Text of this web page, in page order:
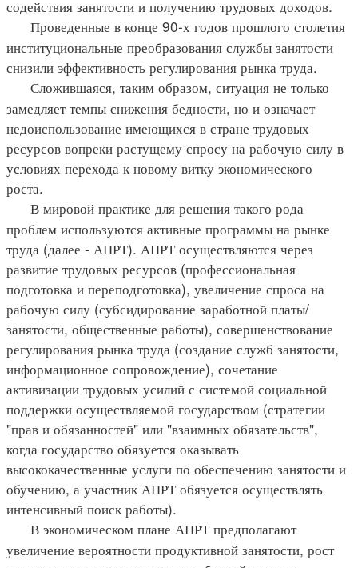
содействия занятости и получению трудовых доходов.
Проведенные в конце 90-х годов прошлого столетия
институциональные преобразования службы занятости
снизили эффективность регулирования рынка труда.
Сложившаяся, таким образом, ситуация не только
замедляет темпы снижения бедности, но и означает
недоиспользование имеющихся в стране трудовых
ресурсов вопреки растущему спросу на рабочую силу в
условиях перехода к новому витку экономического
роста.
В мировой практике для решения такого рода
проблем используются активные программы на рынке
труда (далее - АПРТ). АПРТ осуществляются через
развитие трудовых ресурсов (профессиональная
подготовка и переподготовка), увеличение спроса на
рабочую силу (субсидирование заработной платы/
занятости, общественные работы), совершенствование
регулирования рынка труда (создание служб занятости,
информационное сопровождение), сочетание
активизации трудовых усилий с системой социальной
поддержки осуществляемой государством (стратегии
"прав и обязанностей" или "взаимных обязательств",
когда государство обязуется оказывать
высококачественные услуги по обеспечению занятости и
обучению, а участник АПРТ обязуется осуществлять
интенсивный поиск работы).
В экономическом плане АПРТ предполагают
увеличение вероятности продуктивной занятости, рост